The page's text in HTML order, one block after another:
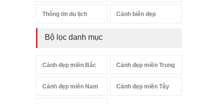
Thông tin du lịch Cảnh biển đẹp
Bộ lọc danh mục
Cảnh đẹp miền Bắc Cảnh đẹp miền Trung
Cảnh đẹp miền Nam Cảnh đẹp miền Tây